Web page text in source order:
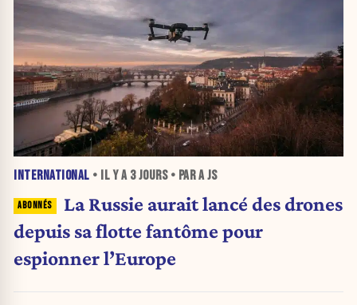
INTERNATIONAL • IL Y A 3 JOURS• PAR A JS
La Russie aurait lancé des drones
depuis sa flotte fantôme pour
espionner l’Europe